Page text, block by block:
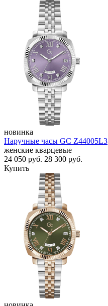
новинка
Наручные часы GC Z44005L3
женские кварцевые
24 050 руб. 28 300 руб.
Купить